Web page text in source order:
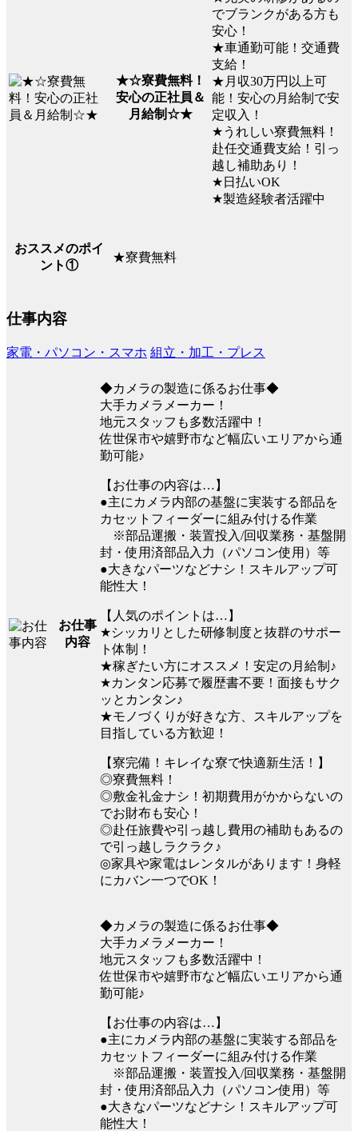
★☆寮費無料！
安心の正社員＆
月給制☆★
でブランクがある方も
安心！
★車通勤可能！交通費
支給！
★月収30万円以上可
能！安心の月給制で安
定収入！
★うれしい寮費無料！
赴任交通費支給！引っ
越し補助あり！
★日払いOK
★製造経験者活躍中
おススメのポイ
ント①
★寮費無料
仕事内容
家電・パソコン・スマホ 組立・加工・プレス
お仕事
内容
◆カメラの製造に係るお仕事◆
大手カメラメーカー！
地元スタッフも多数活躍中！
佐世保市や嬉野市など幅広いエリアから通
勤可能♪
【お仕事の内容は…】
●主にカメラ内部の基盤に実装する部品を
カセットフィーダーに組み付ける作業
※部品運搬・装置投入/回収業務・基盤開
封・使用済部品入力（パソコン使用）等
●大きなパーツなどナシ！スキルアップ可
能性大！
【人気のポイントは…】
★シッカリとした研修制度と抜群のサポー
ト体制！
★稼ぎたい方にオススメ！安定の月給制♪
★カンタン応募で履歴書不要！面接もサク
ッとカンタン♪
★モノづくりが好きな方、スキルアップを
目指している方歓迎！
【寮完備！キレイな寮で快適新生活！】
◎寮費無料！
◎敷金礼金ナシ！初期費用がかからないの
でお財布も安心！
◎赴任旅費や引っ越し費用の補助もあるの
で引っ越しラクラク♪
◎家具や家電はレンタルがあります！身軽
にカバン一つでOK！
◆カメラの製造に係るお仕事◆
大手カメラメーカー！
地元スタッフも多数活躍中！
佐世保市や嬉野市など幅広いエリアから通
勤可能♪
【お仕事の内容は…】
●主にカメラ内部の基盤に実装する部品を
カセットフィーダーに組み付ける作業
※部品運搬・装置投入/回収業務・基盤開
封・使用済部品入力（パソコン使用）等
●大きなパーツなどナシ！スキルアップ可
能性大！